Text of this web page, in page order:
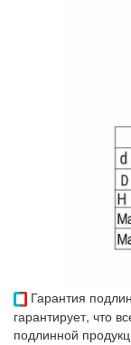
Гарантия
гарантирует, что
подлинной